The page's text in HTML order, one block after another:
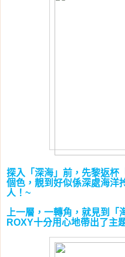
探入「深海」前，先黎返杯
個色，靚到好似係深處海洋
人！ ~
上一層，一轉角，就見到「
ROXY十分用心地帶出了主